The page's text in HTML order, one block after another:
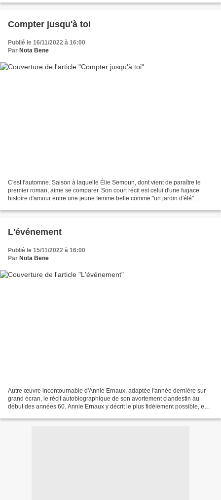
Compter jusqu'à toi
Publié le 16/11/2022 à 16:00
Par Nota Bene
C'est l'automne. Saison à laquelle Élie Semoun, dont vient de paraître le
premier roman, aime se comparer. Son court récit est celui d'une fugace
histoire d'amour entre une jeune femme belle comme "un jardin d'été"
L'événement
Publié le 15/11/2022 à 16:00
Par Nota Bene
Autre œuvre incontournable d'Annie Ernaux, adaptée l'année dernière sur
grand écran, le récit autobiographique de son avortement clandestin au
début des années 60. Annie Ernaux y décrit le plus fidèlement possible, en